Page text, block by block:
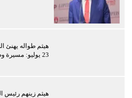
هيثم طواله يهنئ
23 يوليو: مسيرة وطن تُكتب بالإرادة والإنجاز
هيثم زينهم رئيس